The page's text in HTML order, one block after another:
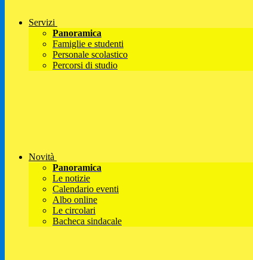
Servizi
Panoramica
Famiglie e studenti
Personale scolastico
Percorsi di studio
Novità
Panoramica
Le notizie
Calendario eventi
Albo online
Le circolari
Bacheca sindacale